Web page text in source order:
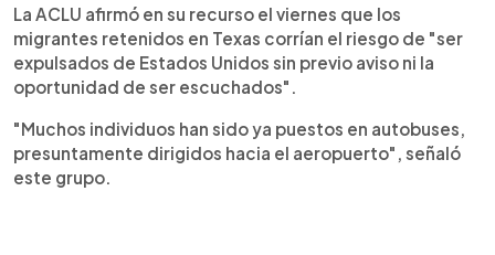
La ACLU afirmó en su recurso el viernes que los
migrantes retenidos en Texas corrían el riesgo de "ser
expulsados de Estados Unidos sin previo aviso ni la
oportunidad de ser escuchados".
"Muchos individuos han sido ya puestos en autobuses,
presuntamente dirigidos hacia el aeropuerto", señaló
este grupo.